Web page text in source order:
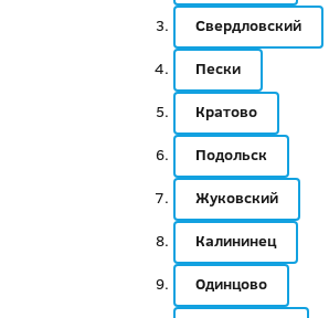
Свердловский
Пески
Кратово
Подольск
Жуковский
Калининец
Одинцово